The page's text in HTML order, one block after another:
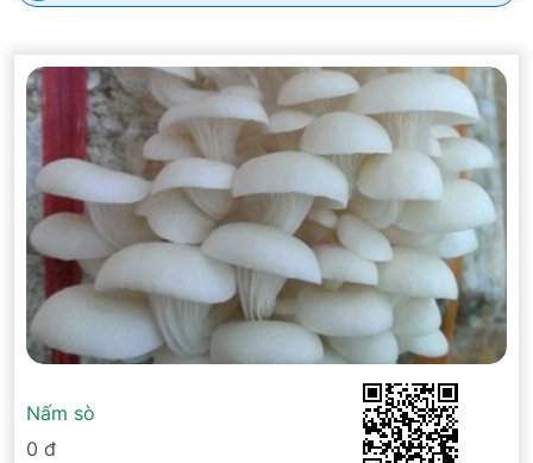
Nấm sò
0 đ